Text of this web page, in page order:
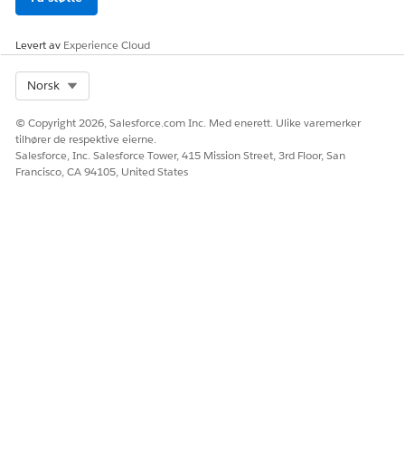
tilkoblingsproblemet. For å bekrefte før jeg fortsetter,
bare med å sende?
David: Jeg kan se meldinger fra andre, men jeg kan ikke
sende noe eller laste opp filer.
undersøke problemet med Slack-sending.
Programstøtteteamet ser gjennom tilkoblingsloggene
og kontakter deg innen 2 timer. Du kan spore
Levert av Experience Cloud
Norsk
© Copyright 2026, Salesforce.com Inc. Med enerett. Ulike varemerker
tilhører de respektive eierne.
Salesforce, Inc. Salesforce Tower, 415 Mission Street, 3rd Floor, San
Francisco, CA 94105, United States